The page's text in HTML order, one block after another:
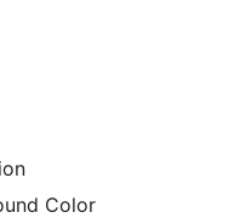
Color